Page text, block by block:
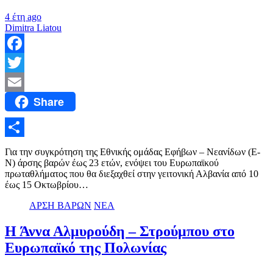
4 έτη ago
Dimitra Liatou
Facebook
Twitter
Email Share
Μοιραστείτε
Για την συγκρότηση της Εθνικής ομάδας Εφήβων – Νεανίδων (Ε-
Ν) άρσης βαρών έως 23 ετών, ενόψει του Ευρωπαϊκού
πρωταθλήματος που θα διεξαχθεί στην γειτονική Αλβανία από 10
έως 15 Οκτωβρίου…
ΑΡΣΗ ΒΑΡΩΝ ΝΕΑ
Η Άννα Αλμυρούδη – Στρούμπου στο
Ευρωπαϊκό της Πολωνίας